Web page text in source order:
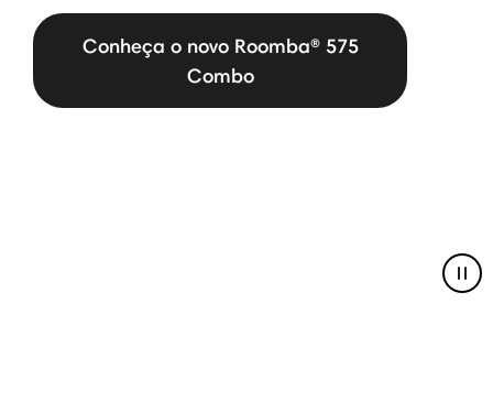
Conheça o novo Roomba® 575
Combo